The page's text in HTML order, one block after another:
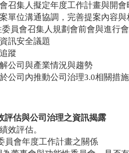
召集人擬定年度工作計畫與開會
單位溝通協調，完善提案內容與
員會召集人規劃會前會與進行
訊安全議題
蹤
公司與產業情況與趨勢
公司內推動公司治理3.0相關措
評估與公司治理之資訊揭露
效評估。
員會年度工作計畫之關係